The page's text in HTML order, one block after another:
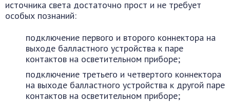
источника света достаточно прост и не требует
особых познаний:
подключение первого и второго коннектора на
выходе балластного устройства к паре
контактов на осветительном приборе;
подключение третьего и четвертого коннектора
на выходе балластного устройства к другой паре
контактов на осветительном приборе;